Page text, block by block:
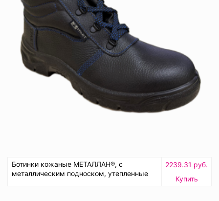
Ботинки кожаные МЕТАЛЛАН®, с
металлическим подноском, утепленные
2239.31 руб.
Купить